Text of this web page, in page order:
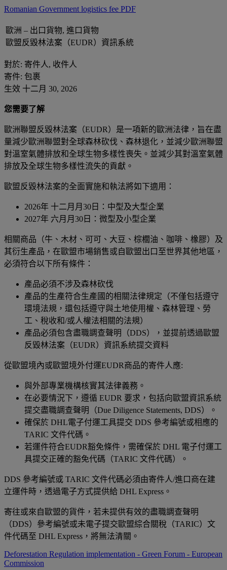
Romanian Government logistics fee PDF
歐洲 – 出口貨物, 進口貨物
歐盟反毀林法案（EUDR）資訊系統
對於: 寄件人, 收件人
寄件: 包裹
生效 十二月 30, 2026
您需要了解
歐洲聯盟反毀林法案（EUDR）是一項新的歐洲法律，旨在盡
量減少歐洲聯盟對全球森林砍伐、森林退化，並減少歐洲聯盟
對溫室氣體排放和全球生物多樣性喪失。並減少其對溫室氣體
排放及全球生物多樣性流失的貢獻。
歐盟反毀林法案的全面實施和執法將如下適用：
2026年 十二月月30日：中型及大型企業
2027年 六月月30日：微型及小型企業
相關商品（牛、木材、可可、大豆、棕櫚油、咖啡、橡膠）及
其衍生產品，在歐盟市場銷售或自歐盟出口至世界其他地區，
必須符合以下所有條件：
產品必須不涉及森林砍伐
產品的生產符合生產國的相關法律規定（不僅包括遵守
環境法規，還包括遵守與土地使用權、森林管理、勞
工、稅收和/或人權法相關的法規）
產品必須包含盡職調查聲明（DDS），並提前透過歐盟
反毀林法案（EUDR）資訊系統提交資料
從歐盟境內或歐盟境外付運EUDR商品的寄件人應:
與外部專業機構核實其法律義務。
在必要情況下，遵循 EUDR 要求，包括向歐盟資訊系統
提交盡職調查聲明（Due Diligence Statements, DDS）。
確保於 DHL電子付運工具提交 DDS 參考編號或相應的
TARIC 文件代碼。
若運件符合EUDR豁免條件，需確保於 DHL 電子付運工
具提交正確的豁免代碼（TARIC 文件代碼）。
DDS 參考編號或 TARIC 文件代碼必須由寄件人/進口商在建
立運件時，透過電子方式提供給 DHL Express。
寄往或來自歐盟的貨件，若未提供有效的盡職調查聲明
（DDS）參考編號或未電子提交歐盟綜合關稅（TARIC）文
件代碼至 DHL Express，將無法清關。
Deforestation Regulation implementation - Green Forum - European
Commission